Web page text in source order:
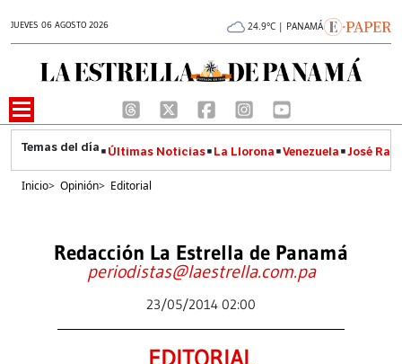
JUEVES 06 AGOSTO 2026 24.9°C | PANAMÁ
Últimas Noticias La Llorona Venezuela José
Inicio> Opinión> Editorial
Redacción La Estrella de Panamá
periodistas@laestrella.com.pa
23/05/2014 02:00